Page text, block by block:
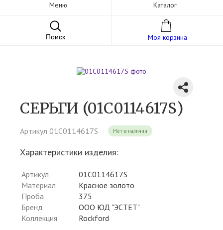
Меню Каталог
Поиск Моя корзина
СЕРЬГИ (01С0114617S)
Артикул 01С0114617S Нет в наличии
Характеристики изделия:
Артикул
01С0114617S
Материал
Красное золото
Проба
375
Бренд
ООО ЮД "ЭСТЕТ"
Коллекция
Rockford